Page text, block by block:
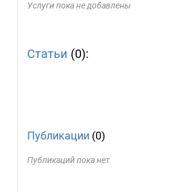
Услуги пока не добавлены
Статьи (0):
Публикации (0)
Публикаций пока нет